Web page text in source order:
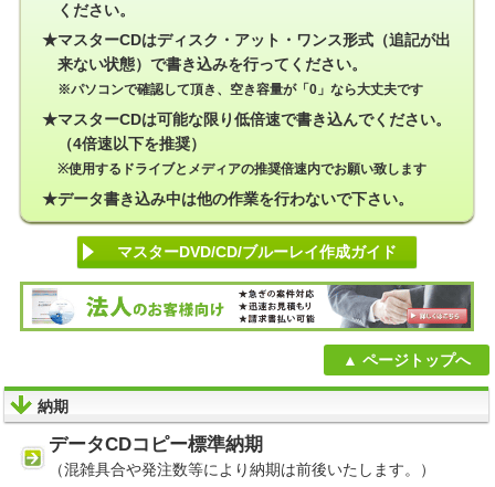
ください。
マスターCDはディスク・アット・ワンス形式（追記が出
来ない状態）で書き込みを行ってください。
※パソコンで確認して頂き、空き容量が「0」なら大丈夫です
マスターCDは可能な限り低倍速で書き込んでください。
（4倍速以下を推奨）
※使用するドライブとメディアの推奨倍速内でお願い致します
データ書き込み中は他の作業を行わないで下さい。
マスターDVD/CD/ブルーレイ作成ガイド
ページトップへ
納期
データCDコピー標準納期
（混雑具合や発注数等により納期は前後いたします。）